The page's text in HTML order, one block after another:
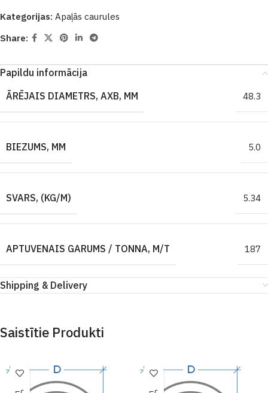
Kategorijas: Apaļās caurules
Share:
Papildu informācija
ĀRĒJAIS DIAMETRS, AXB, MM
48.3
BIEZUMS, MM 5.0
SVARS, (KG/M) 5.34
APTUVENAIS GARUMS / TONNA, M/T 187
Shipping & Delivery
Saistītie Produkti